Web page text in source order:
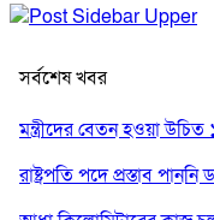
সর্বশেষ খবর
মন্ত্রীদের বেতন হওয়া
রাষ্ট্রপতি পদে প্রস্তাব